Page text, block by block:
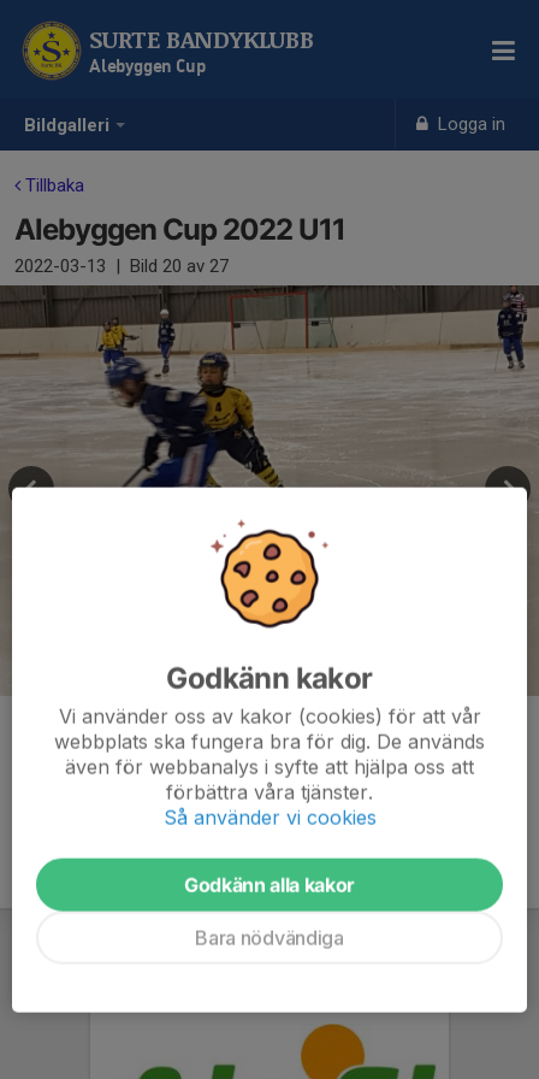
Bildgalleri Logga in
SURTE BANDYKLUBB
Alebyggen Cup
Tillbaka
Alebyggen Cup 2022 U11
2022-03-13 | Bild 20 av 27
Kommentarer
Godkänn kakor
Vi använder oss av kakor (cookies) för att vår
webbplats ska fungera bra för dig. De används
även för webbanalys i syfte att hjälpa oss att
förbättra våra tjänster.
Så använder vi cookies
Godkänn alla kakor
Bara nödvändiga